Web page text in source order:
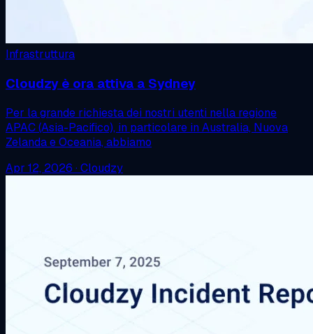
Infrastruttura
Cloudzy è ora attiva a Sydney
Per la grande richiesta dei nostri utenti nella regione
APAC (Asia-Pacifico), in particolare in Australia, Nuova
Zelanda e Oceania, abbiamo
Apr 12, 2026 · Cloudzy